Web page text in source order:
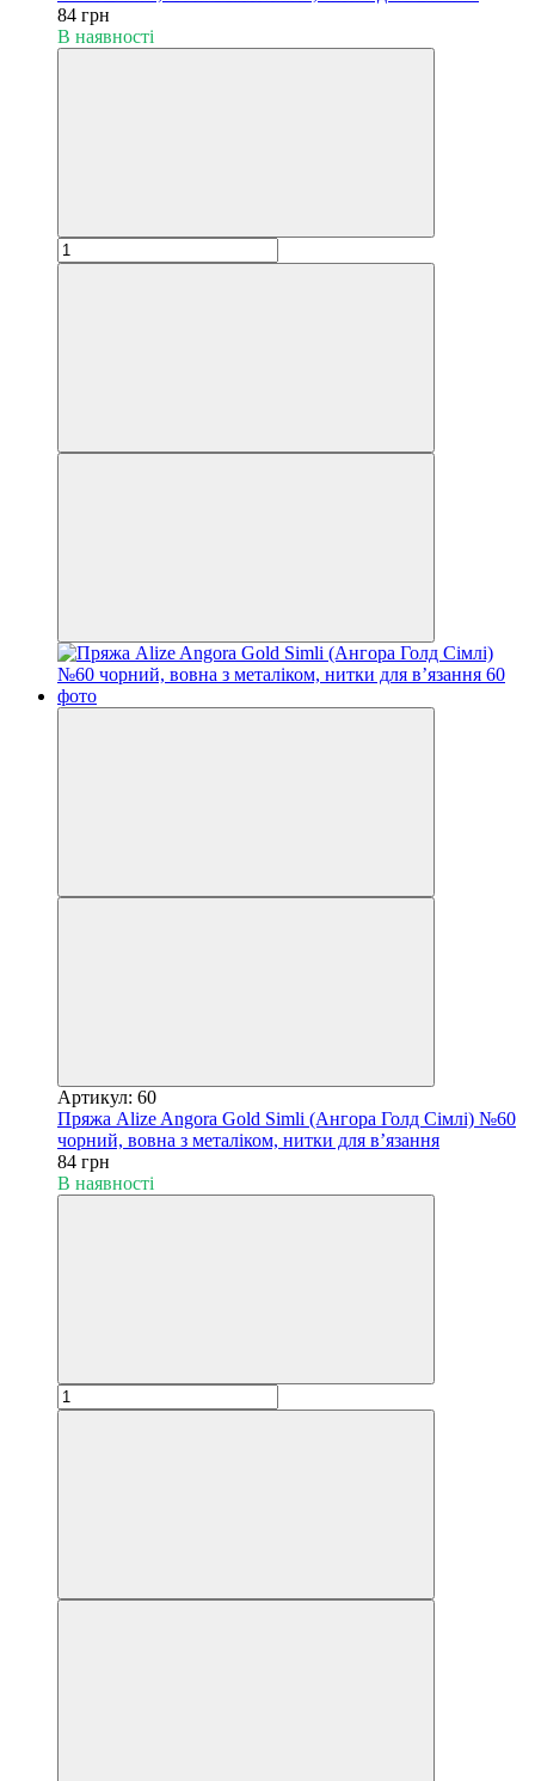
84 грн
В наявності
Артикул: 60
Пряжа Alize Angora Gold Simli (Ангора Голд Сімлі) №60
чорний, вовна з металіком, нитки для в’язання
84 грн
В наявності